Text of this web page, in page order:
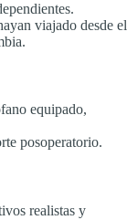
viajado desde el
equipado,
posoperatorio.
realistas y